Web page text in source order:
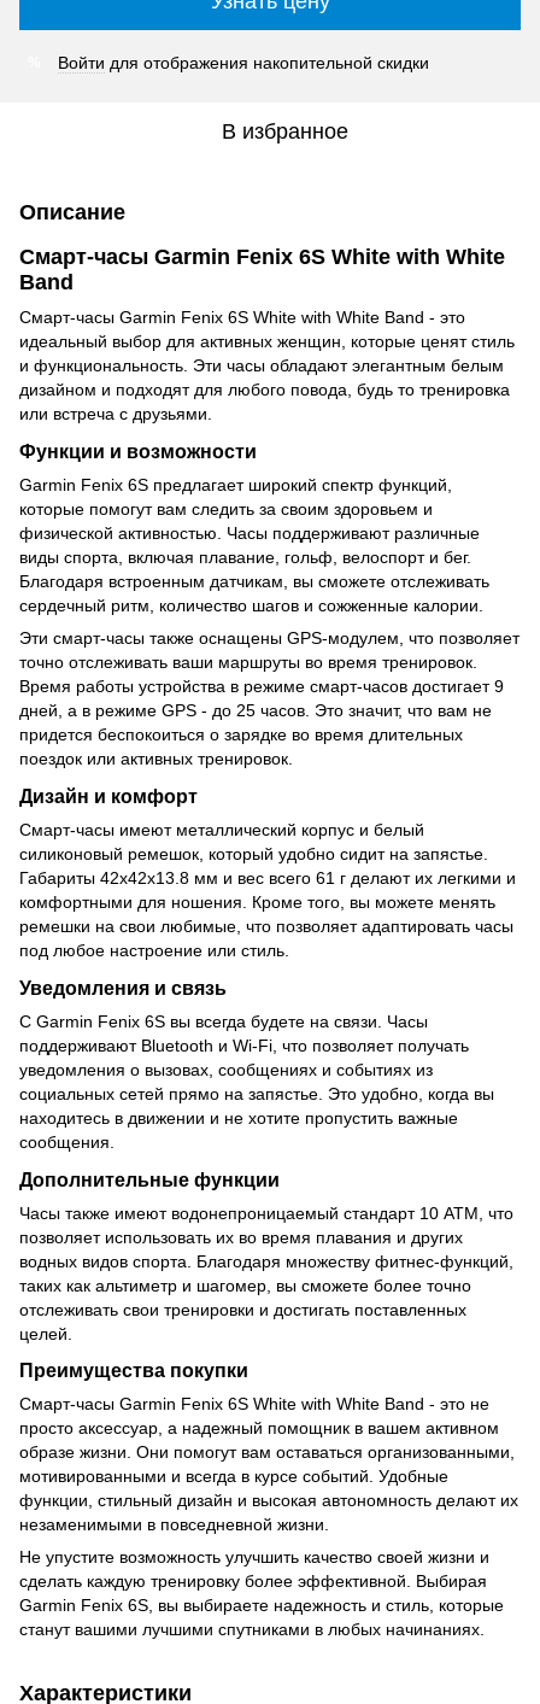
Войти для отображения накопительной скидки
В избранное
Описание
Смарт-часы Garmin Fenix 6S White with White
Band
Смарт-часы Garmin Fenix 6S White with White Band - это
идеальный выбор для активных женщин, которые ценят стиль
и функциональность. Эти часы обладают элегантным белым
дизайном и подходят для любого повода, будь то тренировка
или встреча с друзьями.
Функции и возможности
Garmin Fenix 6S предлагает широкий спектр функций,
которые помогут вам следить за своим здоровьем и
физической активностью. Часы поддерживают различные
виды спорта, включая плавание, гольф, велоспорт и бег.
Благодаря встроенным датчикам, вы сможете отслеживать
сердечный ритм, количество шагов и сожженные калории.
Эти смарт-часы также оснащены GPS-модулем, что позволяет
точно отслеживать ваши маршруты во время тренировок.
Время работы устройства в режиме смарт-часов достигает 9
дней, а в режиме GPS - до 25 часов. Это значит, что вам не
придется беспокоиться о зарядке во время длительных
поездок или активных тренировок.
Дизайн и комфорт
Смарт-часы имеют металлический корпус и белый
силиконовый ремешок, который удобно сидит на запястье.
Габариты 42x42x13.8 мм и вес всего 61 г делают их легкими и
комфортными для ношения. Кроме того, вы можете менять
ремешки на свои любимые, что позволяет адаптировать часы
под любое настроение или стиль.
Уведомления и связь
С Garmin Fenix 6S вы всегда будете на связи. Часы
поддерживают Bluetooth и Wi-Fi, что позволяет получать
уведомления о вызовах, сообщениях и событиях из
социальных сетей прямо на запястье. Это удобно, когда вы
находитесь в движении и не хотите пропустить важные
сообщения.
Дополнительные функции
Часы также имеют водонепроницаемый стандарт 10 ATM, что
позволяет использовать их во время плавания и других
водных видов спорта. Благодаря множеству фитнес-функций,
таких как альтиметр и шагомер, вы сможете более точно
отслеживать свои тренировки и достигать поставленных
целей.
Преимущества покупки
Смарт-часы Garmin Fenix 6S White with White Band - это не
просто аксессуар, а надежный помощник в вашем активном
образе жизни. Они помогут вам оставаться организованными,
мотивированными и всегда в курсе событий. Удобные
функции, стильный дизайн и высокая автономность делают их
незаменимыми в повседневной жизни.
Не упустите возможность улучшить качество своей жизни и
сделать каждую тренировку более эффективной. Выбирая
Garmin Fenix 6S, вы выбираете надежность и стиль, которые
станут вашими лучшими спутниками в любых начинаниях.
Характеристики